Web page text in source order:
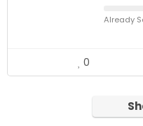
Already
0